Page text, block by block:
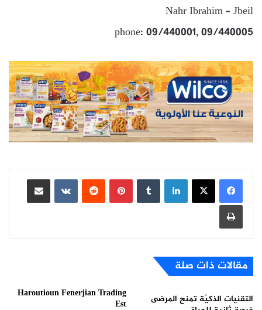
Nahr Ibrahim – Jbeil
phone: 09/440001, 09/440005
لينكدإن بينتيريست
مشاركة عبر البريد
طباعة
مقالات ذات صلة
التقنيات الذكيّة تمنح المرضى
Haroutioun Fenerjian Trading
Est